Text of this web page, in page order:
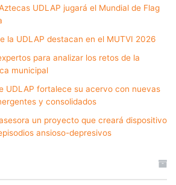
UDLAP jugará el Mundial de Flag
la UDLAP destacan en el MUTVI 2026
para analizar los retos de la
municipal
UDLAP fortalece su acervo con nuevas
y consolidados
un proyecto que creará dispositivo
ansioso-depresivos